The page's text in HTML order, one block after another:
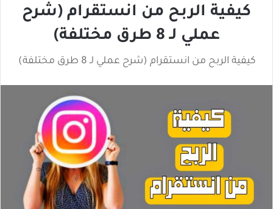
كيفية الربح من انستقرام (شرح
عملي لـ 8 طرق مختلفة)
كيفية الربح من انستقرام (شرح عملي لـ 8 طرق مختلفة)